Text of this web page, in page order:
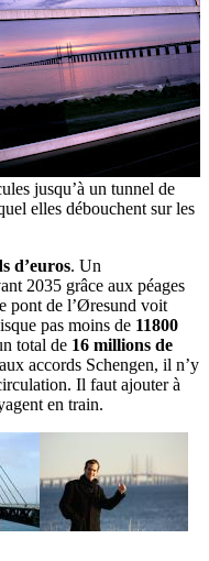
jusqu’à un tunnel de
elles débouchent sur les
d’euros. Un
2035 grâce aux péages
pont de l’Øresund voit
pas moins de 11800
total de 16 millions de
accords Schengen, il n’y
Il faut ajouter à
en train.